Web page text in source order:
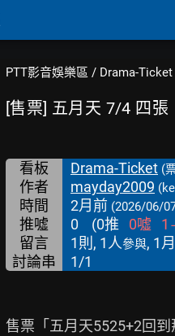
PTT影音娛樂區 / Drama-
[售票] 五月天 7/4 四張
看板 Drama-Ticket (
作者 mayday2009
時間 2月前 (2026/06/
推噓 0 (0推 0噓 1
留言
1則, 1人參與, 1
討論串 1/1
售票「五月天5525+2回到